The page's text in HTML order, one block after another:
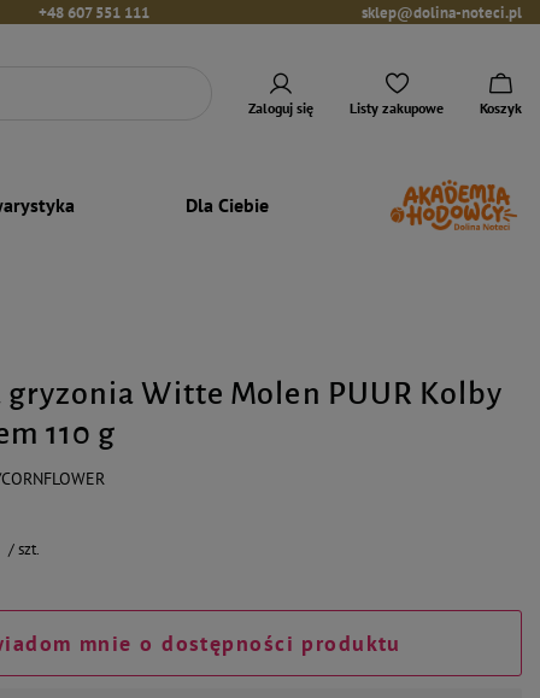
+48 607 551 111 sklep@dolina-noteci.pl
Zaloguj się Listy zakupowe Koszyk
Dla Ciebie
gryzonia Witte Molen PUUR Kolby
110 g
/szt.
mnie o dostępności produktu